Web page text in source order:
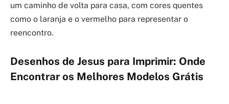
um caminho de volta para casa, com cores quentes
como o laranja e o vermelho para representar o
reencontro.
Desenhos de Jesus para Imprimir: Onde
Encontrar os Melhores Modelos Grátis